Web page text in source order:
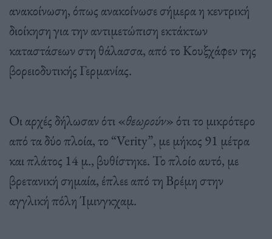
ανακοίνωση, όπως ανακοίνωσε σήμερα η κεντρική
διοίκηση για την αντιμετώπιση εκτάκτων
καταστάσεων στη θάλασσα, από το Κουξχάφεν της
βορειοδυτικής Γερμανίας.
Οι αρχές δήλωσαν ότι «θεωρούν» ότι το μικρότερο
από τα δύο πλοία, το “Verity”, με μήκος 91 μέτρα
και πλάτος 14 μ., βυθίστηκε. Το πλοίο αυτό, με
βρετανική σημαία, έπλεε από τη Βρέμη στην
αγγλική πόλη Ίμινγκχαμ.